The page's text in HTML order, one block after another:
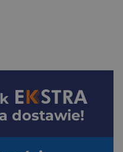
dostawie!